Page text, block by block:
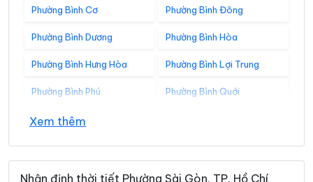
Phường Bình Cơ Phường Bình Đông
Phường Bình Dương Phường Bình Hòa
Phường Bình Hưng Hòa Phường Bình Lợi Trung
Phường Bình Phú Phường Bình Quới
Phường Bình Tân
Phường Bình Thạnh Phường Bình Thới
Phường Bình Tiên Phường Bình Trị Đông
Xem thêm
Nhận định thời tiết Phường Sài Gòn, TP. Hồ Chí